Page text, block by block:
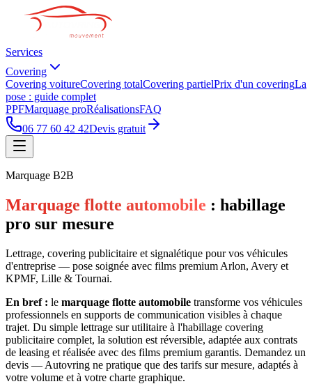
Services
Covering
Covering voitureCovering totalCovering partielPrix d'un coveringLa
pose : guide complet
PPFMarquage proRéalisationsFAQ
06 77 60 42 42Devis gratuit
Marquage B2B
Marquage flotte automobile : habillage
pro sur mesure
Lettrage, covering publicitaire et signalétique pour vos véhicules
d'entreprise — pose soignée avec films premium Arlon, Avery et
KPMF, Lille & Tournai.
En bref : le marquage flotte automobile transforme vos véhicules
professionnels en supports de communication visibles à chaque
trajet. Du simple lettrage sur utilitaire à l'habillage covering
publicitaire complet, la solution est réversible, adaptée aux contrats
de leasing et réalisée avec des films premium garantis. Demandez un
devis — Autovring ne pratique que des tarifs sur mesure, adaptés à
votre volume et à votre charte graphique.